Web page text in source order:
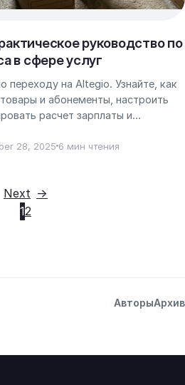
руководство по
в сфере услуг
переходу на Altegio. Узнайте, как
и абонементы, настроить
расчет зарплаты и
28, 2025 6 мин чтения
12
Next
АвторыАрхив